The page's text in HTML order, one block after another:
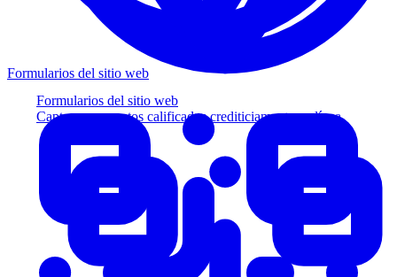
Formularios del sitio web
Capture prospectos calificados crediticiamente en línea
Formularios del sitio web